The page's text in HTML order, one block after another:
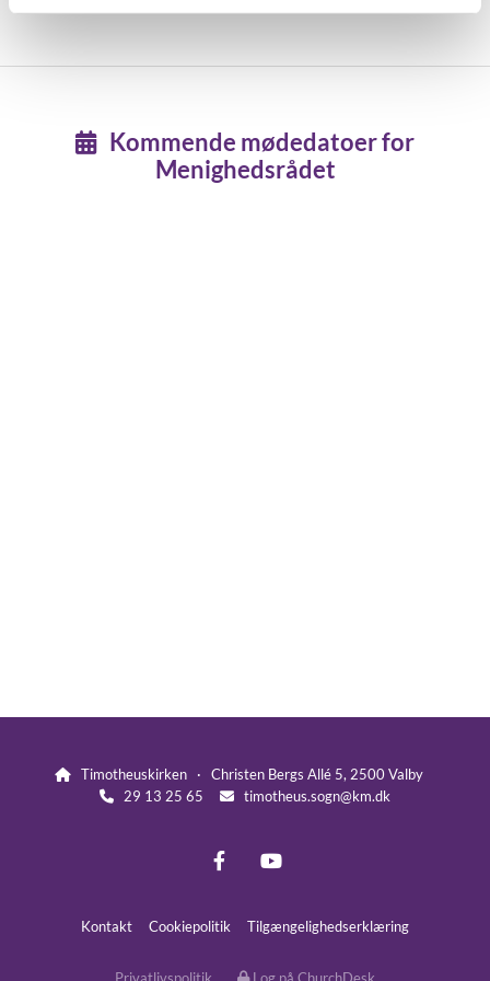
Kommende mødedatoer for
Menighedsrådet
Timotheuskirken · Christen Bergs Allé 5, 2500 Valby
 29 13 25 65  timotheus.sogn@km.dk
Kontakt Cookiepolitik Tilgængelighedserklæring
Privatlivspolitik Log på ChurchDesk